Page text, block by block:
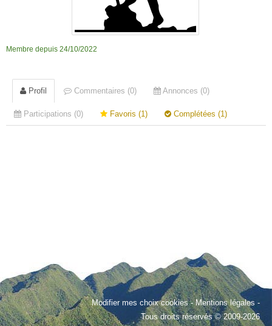
Membre depuis 24/10/2022
Profil Commentaires (0) Annonces (0)
Participations (0) Favoris (1) Complétées (1)
Modifier mes choix cookies-Mentions légales -
Tous droits réservés © 2009-2026